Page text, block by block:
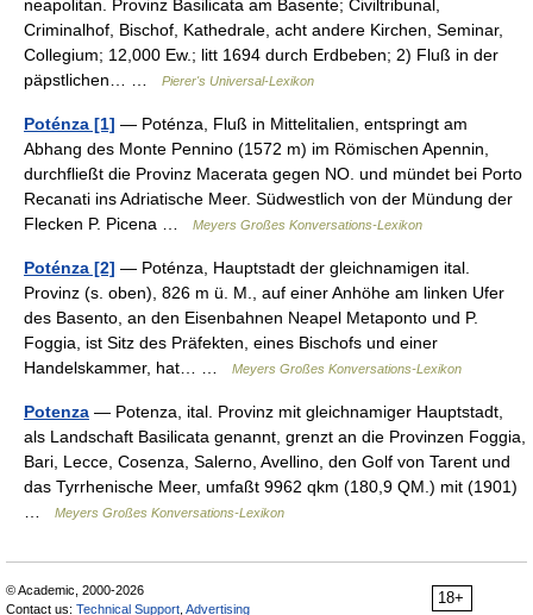
neapolitan. Provinz Basilicata am Basente; Civiltribunal,
Criminalhof, Bischof, Kathedrale, acht andere Kirchen, Seminar,
Collegium; 12,000 Ew.; litt 1694 durch Erdbeben; 2) Fluß in der
päpstlichen… …
Pierer's Universal-Lexikon
Poténza [1] — Poténza, Fluß in Mittelitalien, entspringt am
Abhang des Monte Pennino (1572 m) im Römischen Apennin,
durchfließt die Provinz Macerata gegen NO. und mündet bei Porto
Recanati ins Adriatische Meer. Südwestlich von der Mündung der
Flecken P. Picena …
Meyers Großes Konversations-Lexikon
Poténza [2] — Poténza, Hauptstadt der gleichnamigen ital.
Provinz (s. oben), 826 m ü. M., auf einer Anhöhe am linken Ufer
des Basento, an den Eisenbahnen Neapel Metaponto und P.
Foggia, ist Sitz des Präfekten, eines Bischofs und einer
Handelskammer, hat… …
Meyers Großes Konversations-Lexikon
Potenza — Potenza, ital. Provinz mit gleichnamiger Hauptstadt,
als Landschaft Basilicata genannt, grenzt an die Provinzen Foggia,
Bari, Lecce, Cosenza, Salerno, Avellino, den Golf von Tarent und
das Tyrrhenische Meer, umfaßt 9962 qkm (180,9 QM.) mit (1901)
Meyers Großes Konversations-Lexikon
18+
© Academic, 2000-2026
Contact us: Technical Support Advertising